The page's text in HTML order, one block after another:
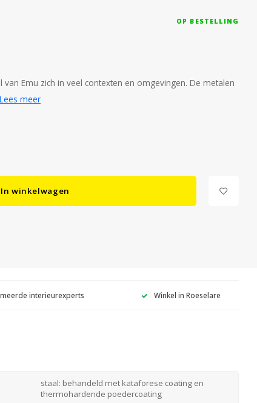
OP BESTELLING
Emu zich in veel contexten en omgevingen. De metalen
Lees meer
In winkelwagen
interieurexperts Winkel in Roeselare
staal: behandeld met kataforese coating en
thermohardende poedercoating